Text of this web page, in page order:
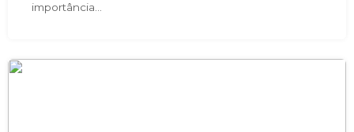
importância...